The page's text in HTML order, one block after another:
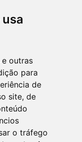
outras
para
de
site, de
o tráfego
(manhã);
- CEP: 95340-